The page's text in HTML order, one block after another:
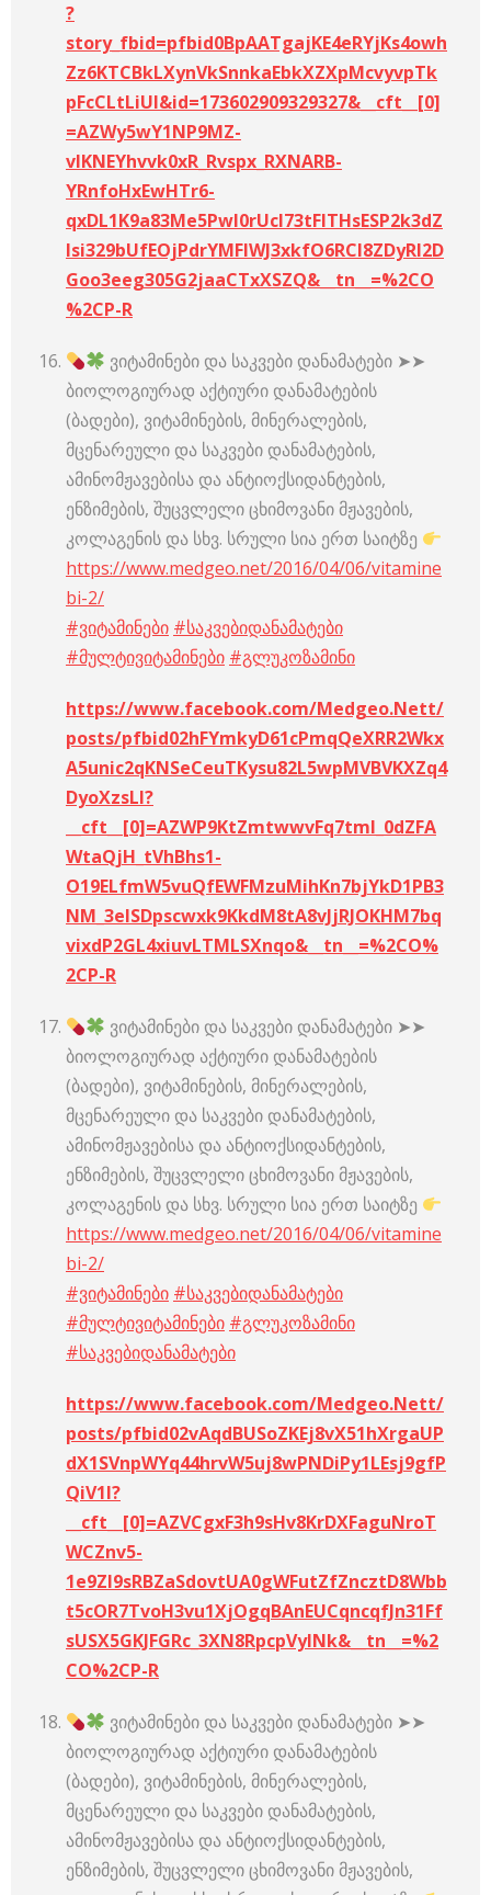
?
story_fbid=pfbid0BpAATgajKE4eRYjKs4owh
Zz6KTCBkLXynVkSnnkaEbkXZXpMcvyvpTk
pFcCLtLiUl&id=173602909329327&__cft__[0]
=AZWy5wY1NP9MZ-
vlKNEYhvvk0xR_Rvspx_RXNARB-
YRnfoHxEwHTr6-
qxDL1K9a83Me5PwI0rUcl73tFITHsESP2k3dZ
lsi329bUfEOjPdrYMFIWJ3xkfO6RCI8ZDyRI2D
Goo3eeg305G2jaaCTxXSZQ&__tn__=%2CO
%2CP-R
ვიტამინები და საკვები დანამატები ➤➤
ბიოლოგიურად აქტიური დანამატების
(ბადები), ვიტამინების, მინერალების,
მცენარეული და საკვები დანამატების,
ამინომჟავებისა და ანტიოქსიდანტების,
ენზიმების, შუცვლელი ცხიმოვანი მჟავების,
კოლაგენის და სხვ. სრული სია ერთ საიტზე
https://www.medgeo.net/2016/04/06/vitamine
bi-2/
#ვიტამინები #საკვებიდანამატები
#მულტივიტამინები #გლუკოზამინი
https://www.facebook.com/Medgeo.Nett/
posts/pfbid02hFYmkyD61cPmqQeXRR2Wkx
A5unic2qKNSeCeuTKysu82L5wpMVBVKXZq4
DyoXzsLl?
__cft__[0]=AZWP9KtZmtwwvFq7tmI_0dZFA
WtaQjH_tVhBhs1-
O19ELfmW5vuQfEWFMzuMihKn7bjYkD1PB3
NM_3elSDpscwxk9KkdM8tA8vJjRJOKHM7bq
vixdP2GL4xiuvLTMLSXnqo&__tn__=%2CO%
2CP-R
ვიტამინები და საკვები დანამატები ➤➤
ბიოლოგიურად აქტიური დანამატების
(ბადები), ვიტამინების, მინერალების,
მცენარეული და საკვები დანამატების,
ამინომჟავებისა და ანტიოქსიდანტების,
ენზიმების, შუცვლელი ცხიმოვანი მჟავების,
კოლაგენის და სხვ. სრული სია ერთ საიტზე
https://www.medgeo.net/2016/04/06/vitamine
bi-2/
#ვიტამინები #საკვებიდანამატები
#მულტივიტამინები #გლუკოზამინი
#საკვებიდანამატები
https://www.facebook.com/Medgeo.Nett/
posts/pfbid02vAqdBUSoZKEj8vX51hXrgaUP
dX1SVnpWYq44hrvW5uj8wPNDiPy1LEsj9gfP
QiV1l?
__cft__[0]=AZVCgxF3h9sHv8KrDXFaguNroT
WCZnv5-
1e9Zl9sRBZaSdovtUA0gWFutZfZncztD8Wbb
t5cOR7TvoH3vu1XjOgqBAnEUCqncqfJn31Ff
sUSX5GKJFGRc_3XN8RpcpVylNk&__tn__=%2
CO%2CP-R
ვიტამინები და საკვები დანამატები ➤➤
ბიოლოგიურად აქტიური დანამატების
(ბადები), ვიტამინების, მინერალების,
მცენარეული და საკვები დანამატების,
ამინომჟავებისა და ანტიოქსიდანტების,
ენზიმების, შუცვლელი ცხიმოვანი მჟავების,